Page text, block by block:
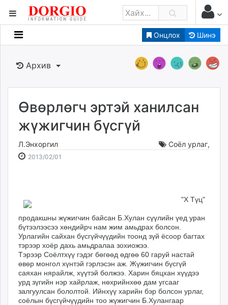
Онцлох Шинэ
Мэдээллийн
Банк санхүү
Бизнес ААН
Төрийн
Нийслэлийн
dorgio.mn
Gogo.mn
zindaa.mn
Baabar.mn
tovch.mn
ikon.mn
mnb.mn
Livetv.mn
Eguur.mn
24tsag.mn
shuud.mn
Архив
Өвөрлөгч эртэй ханилсан
жүжигчин бүсгүй
Л.Энхоргил Соёл урлаг,
2013/02/01
"Х Түц"
продакшны жүжигчин байсан Б.Хулан сүүлийн үед уран
бүтээлээсээ хөндийрч нам жим амьдрах болсон.
Урлагийн сайхан бүсгүйчүүдийн тоонд зүй ёсоор багтах
тэрээр хоёр дахь амьдралаа зохиожээ.
Тэрээр Соёлтхүү гэдэг бөгөөд өдгөө 60 гаруй настай
өвөр монгол хүнтэй гэрлэсэн аж. Жүжигчин бүсгүй
саяхан нярайлж, хүүтэй болжээ. Харин бяцхан хүүдээ
урд зүгийн нэр хайрлаж, нөхрийнхөө дам угсааг
залгуулсан бололтой. Ийнхүү харийн бэр болсон урлаг,
соёлын бүсгүйчүүдийн тоо жүжигчин Б.Хулангаар